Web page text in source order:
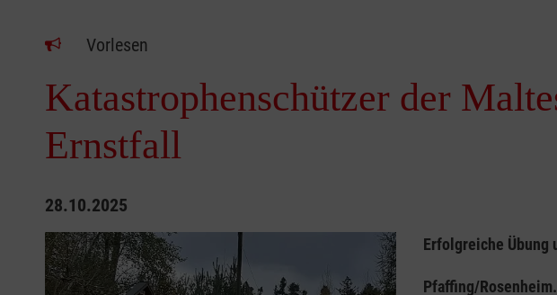
Vorlesen
Katastrophenschützer der
Ernstfall
28.10.2025
Erfolgreiche Übung
Pfaffing/Rosenheim.